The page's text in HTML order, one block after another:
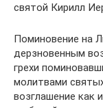
святой Кирилл
Поминовение на
дерзновенным
грехи
молитвами
возглашение как